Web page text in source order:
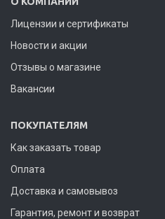
Лицензии и сертификаты
Новости и акции
Отзывы о магазине
Вакансии
ПОКУПАТЕЛЯМ
Как заказать товар
Оплата
Доставка и самовывоз
Гарантия, ремонт и возврат